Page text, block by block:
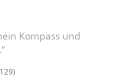
Kompass und